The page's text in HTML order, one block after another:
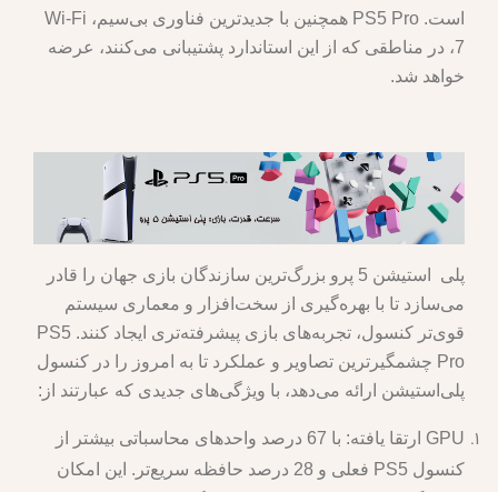
است. PS5 Pro همچنین با جدیدترین فناوری بی‌سیم، Wi-Fi
7، در مناطقی که از این استاندارد پشتیبانی می‌کنند، عرضه
خواهد شد.
پلی استیشن 5 پرو بزرگ‌ترین سازندگان بازی جهان را قادر
می‌سازد تا با بهره‌گیری از سخت‌افزار و معماری سیستم
قوی‌تر کنسول، تجربه‌های بازی پیشرفته‌تری ایجاد کنند. PS5
Pro چشمگیرترین تصاویر و عملکرد تا به امروز را در کنسول
پلی‌استیشن ارائه می‌دهد، با ویژگی‌های جدیدی که عبارتند از:
GPU ارتقا یافته: با 67 درصد واحدهای محاسباتی بیشتر از
کنسول PS5 فعلی و 28 درصد حافظه سریع‌تر. این امکان